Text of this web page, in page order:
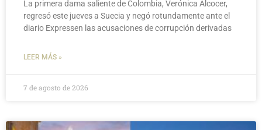
La primera dama saliente de Colombia, Verónica Alcocer,
regresó este jueves a Suecia y negó rotundamente ante el
diario Expressen las acusaciones de corrupción derivadas
LEER MÁS »
7 de agosto de 2026